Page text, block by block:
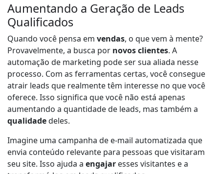
Aumentando a Geração de Leads
Qualificados
Quando você pensa em vendas, o que vem à mente?
Provavelmente, a busca por novos clientes. A
automação de marketing pode ser sua aliada nesse
processo. Com as ferramentas certas, você consegue
atrair leads que realmente têm interesse no que você
oferece. Isso significa que você não está apenas
aumentando a quantidade de leads, mas também a
qualidadedeles.
Imagine uma campanha de e-mail automatizada que
envia conteúdo relevante para pessoas que visitaram
seu site. Isso ajuda a engajar esses visitantes e a